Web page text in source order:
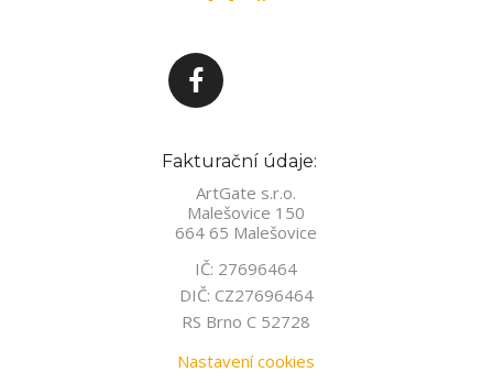
Fakturační údaje:
ArtGate s.r.o.
Malešovice 150
664 65 Malešovice
IČ: 27696464
DIČ: CZ27696464
RS Brno C 52728
Nastavení cookies